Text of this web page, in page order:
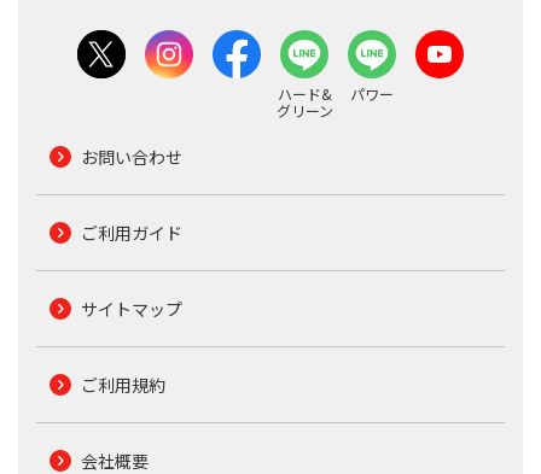
ハード&
グリーン
パワー
お問い合わせ
ご利用ガイド
サイトマップ
ご利用規約
会社概要